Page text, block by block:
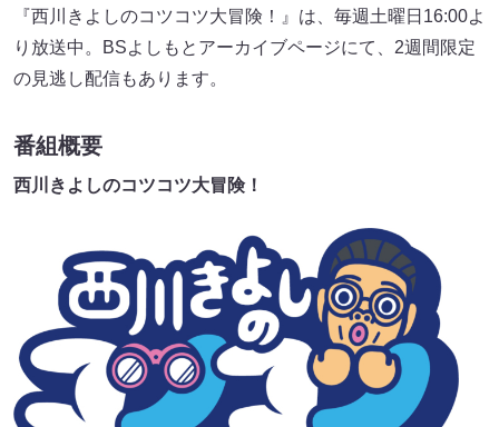
『西川きよしのコツコツ大冒険！』は、毎週土曜日16:00よ
り放送中。BSよしもとアーカイブページにて、2週間限定
の見逃し配信もあります。
番組概要
西川きよしのコツコツ大冒険！